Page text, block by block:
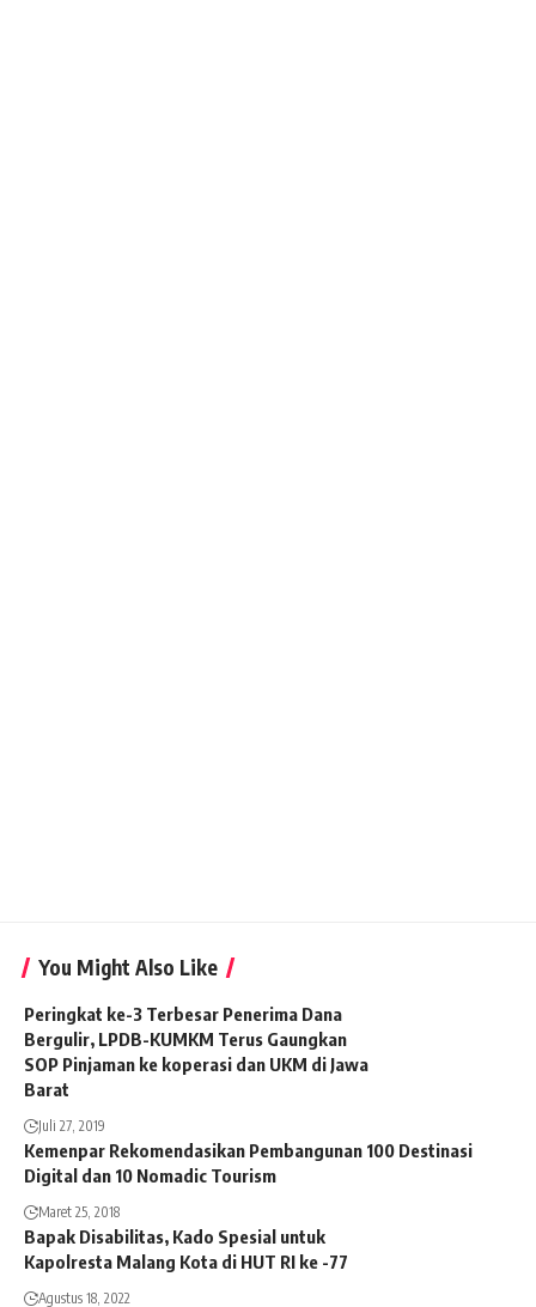
You Might Also Like
Peringkat ke-3 Terbesar Penerima Dana
Bergulir, LPDB-KUMKM Terus Gaungkan
SOP Pinjaman ke koperasi dan UKM di Jawa
Barat
Juli 27, 2019
Kemenpar Rekomendasikan Pembangunan 100 Destinasi
Digital dan 10 Nomadic Tourism
Maret 25, 2018
Bapak Disabilitas, Kado Spesial untuk
Kapolresta Malang Kota di HUT RI ke -77
Agustus 18, 2022